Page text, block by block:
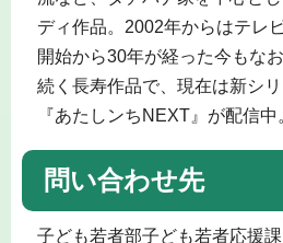
ディ作品。2002年からはテレ
開始から30年が経った今もな
続く長寿作品で、現在は新シ
『あたしンちNEXT』が配信中
問い合わせ先
子ども若者部子ども若者応援